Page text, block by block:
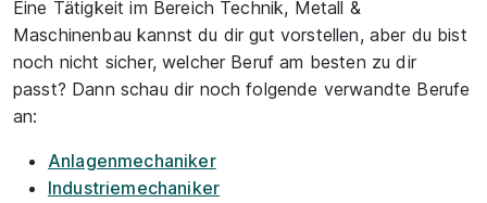
Eine Tätigkeit im Bereich Technik, Metall &
Maschinenbau kannst du dir gut vorstellen, aber du bist
noch nicht sicher, welcher Beruf am besten zu dir
passt? Dann schau dir noch folgende verwandte Berufe
an:
Anlagenmechaniker
Industriemechaniker